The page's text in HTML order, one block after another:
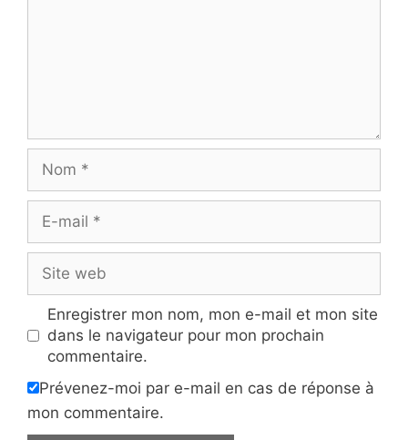
mail
web
Enregistrer mon nom, mon e-mail et mon site
dans le navigateur pour mon prochain
commentaire.
Prévenez-moi par e-mail en cas de réponse à
mon commentaire.